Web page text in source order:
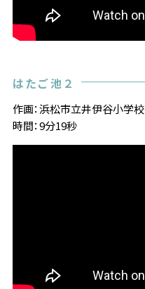
はたご池２
作画：浜松市立井伊谷小学校
時間：9分19秒